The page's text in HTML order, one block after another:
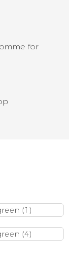
for